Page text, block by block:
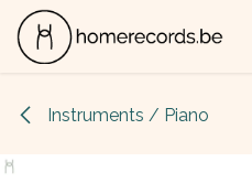
Se rendre au contenu
Instruments / Piano